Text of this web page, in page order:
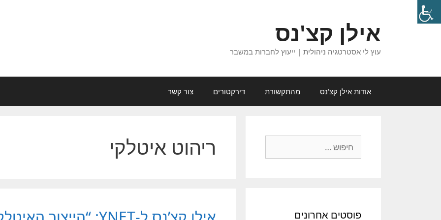
לדלג
לתוכן
אילן קצ'נס
עוץ לי אסטרטגיה ניהולית | ייעוץ לחברות במשבר
אודות אילן קצ’נס מהתקשורת דירקטורים צור קשר
ריהוט איטלקי
פוסטים אחרונים